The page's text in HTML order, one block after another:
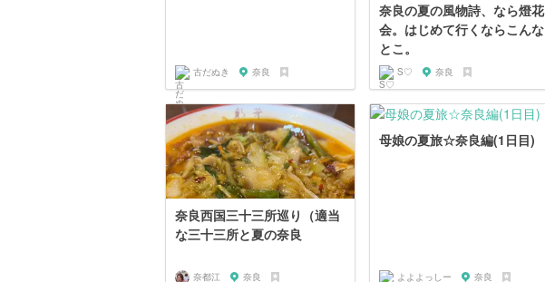
古だぬき 奈良
奈良の夏の風物詩、なら燈花
会。はじめて行くならこんな
とこ。
S♡ 奈良
奈良西国三十三所巡り（適当
な三十三所と夏の奈良
奈都江 奈良
母娘の夏旅☆奈良編(1日目)
よよよっしー 奈良